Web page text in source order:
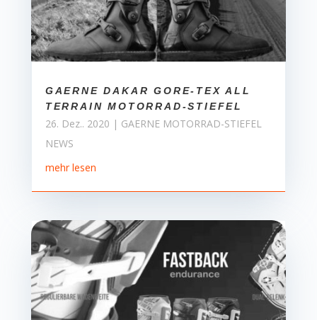
GAERNE DAKAR GORE-TEX ALL
TERRAIN MOTORRAD-STIEFEL
26. Dez.. 2020 | GAERNE MOTORRAD-STIEFEL
NEWS
mehr lesen